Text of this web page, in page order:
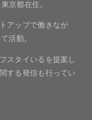
京都在住。
アップで働きなが
活動。
スタイいるを提案し
する発信も行ってい